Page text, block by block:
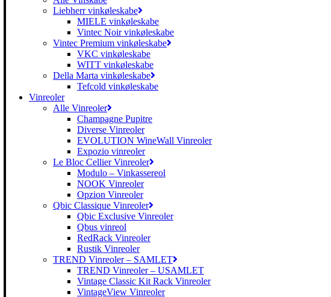
Hit enter to search or ESC to close
Liebherr vinkøleskabe
MIELE vinkøleskabe
Vintec Noir vinkøleskabe
Vintec Premium vinkøleskabe
VKC vinkøleskabe
WITT vinkøleskabe
Della Marta vinkøleskabe
Tefcold vinkøleskabe
Vinreoler
Alle Vinreoler
Champagne Pupitre
Diverse Vinreoler
EVOLUTION WineWall Vinreoler
Expozio vinreoler
Le Bloc Cellier Vinreoler
Modulo – Vinkassereol
NOOK Vinreoler
Opzion Vinreoler
Qbic Classique Vinreoler
Qbic Exclusive Vinreoler
Qbus vinreol
RedRack Vinreoler
Rustik Vinreoler
TREND Vinreoler – SAMLET
TREND Vinreoler – USAMLET
Vintage Classic Kit Rack Vinreoler
VintageView Vinreoler